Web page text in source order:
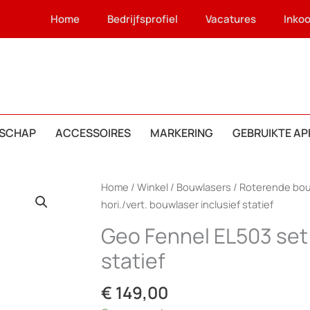
Home Bedrijfsprofiel Vacatures
ACCESSOIRES MARKERING GEBRUIKTE
Home / Winkel/ Bouwlasers / Roterende
hori./vert. bouwlaser inclusief statief
Geo Fennel EL503
statief
€ 149,00